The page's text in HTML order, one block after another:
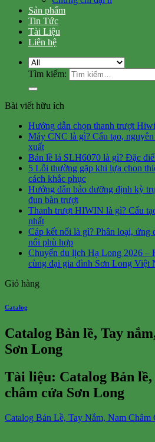
Sản phẩm
Tin Tức
Tài Liệu
Liên hệ
Tìm kiếm:
Bài viết hữu ích
Hướng dẫn chọn thanh trượt
Máy CNC là gì? Cấu tạo,
xuất
Bản lề lá SLH6070 là gì? Đặc
5 Lỗi thường gặp khi lựa chọn
cách khắc phục
Hướng đẫn bảo dưỡng định kỳ
đun bàn trượt
Thanh trượt HIWIN là gì? Cấu
nhất
Cáp kết nối là gì? Phân loại, ứng
nối phù hợp
Chuyến du lịch Hạ Long 2026 –
cùng đại gia đình Sơn Long Việt
Giỏ hàng
Catalog
Catalog Bản lề, Tay
Sơn Long
Tài liệu: Catalog Bản
châm cửa Sơn Long
Catalog Bản Lề, Tay Nắm, Nam Châm